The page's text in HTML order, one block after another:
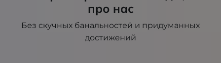
про нас
Без скучных банальностей и придуманных
достижений